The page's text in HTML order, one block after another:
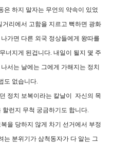
은 하지 말자는 무언의 약속이 있었
리에서 고함을 지르고 뻑하면 광화
가면 다른 외국 정상들에게 왕따를
너지게 된겁니다. 내일이 될지 몇 주
서는 날에는 그에게 가해지는 정치
도 없습니다.
정치 보복이라는 칼날이 자신의 목
런지 무척 궁금하기도 합니다.
을 당하지 않게 차기 선거에서 부정
는 분위기가 삼척동자가 다 알는 그